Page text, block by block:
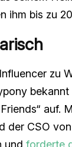
ihm bis zu
zu
auf.
der CSO
und forderte